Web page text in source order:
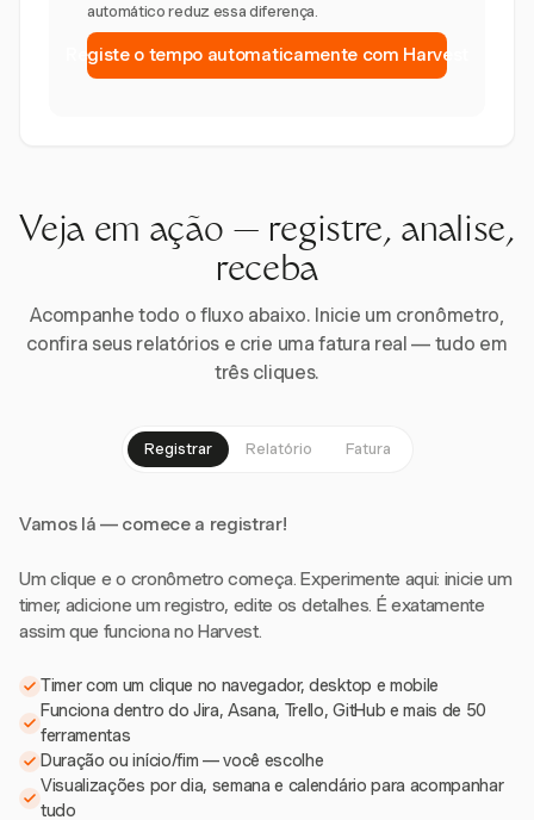
automático reduz essa diferença.
Registe o tempo automaticamente com Harvest
Veja em ação — registre, analise,
receba
Acompanhe todo o fluxo abaixo. Inicie um cronômetro,
confira seus relatórios e crie uma fatura real — tudo em
três cliques.
Registrar Relatório Fatura
Vamos lá — comece a registrar!
Um clique e o cronômetro começa. Experimente aqui: inicie um
timer, adicione um registro, edite os detalhes. É exatamente
assim que funciona no Harvest.
Timer com um clique no navegador, desktop e mobile
Funciona dentro do Jira, Asana, Trello, GitHub e mais de 50
ferramentas
Duração ou início/fim — você escolhe
Visualizações por dia, semana e calendário para acompanhar
tudo